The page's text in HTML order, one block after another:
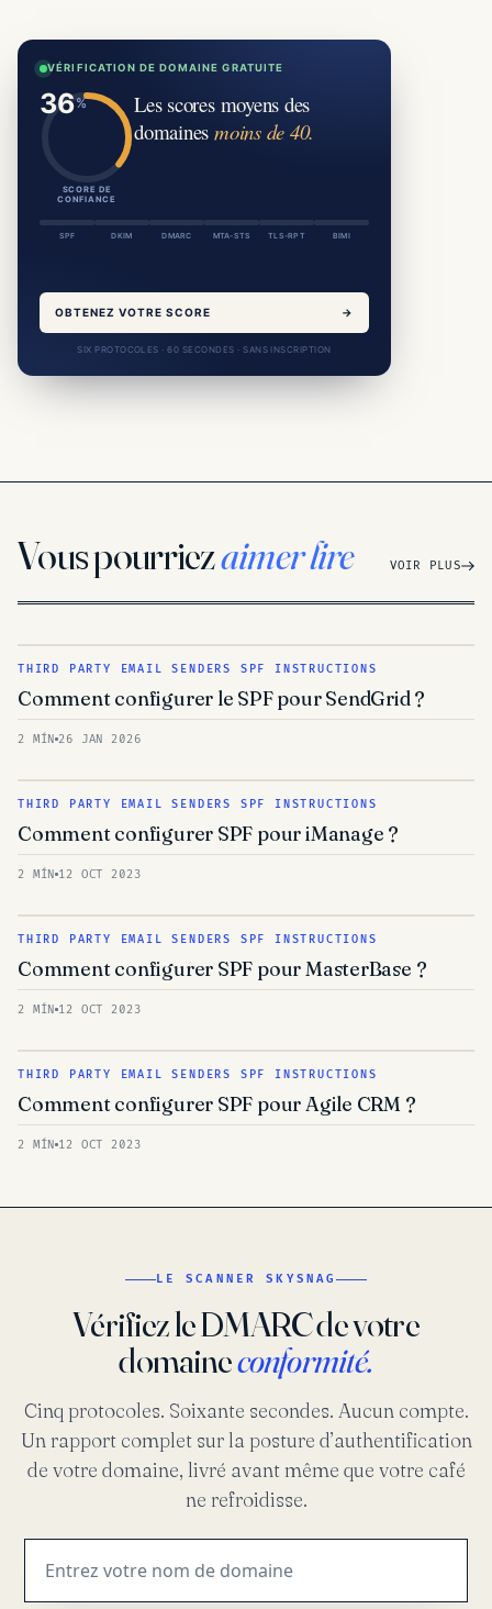
VÉRIFICATION DE DOMAINE GRATUITE
SCORE DE
CONFIANCE
Les scores moyens des
domaines moins de 40.
SPF DKIM DMARC MTA-STS TLS-RPT BIMI
OBTENEZ VOTRE SCORE →
SIX PROTOCOLES · 60 SECONDES · SANS INSCRIPTION
Vous pourriezaimer lire VOIR PLUS
THIRD PARTY EMAIL SENDERS SPF INSTRUCTIONS
Comment configurer le SPF pour SendGrid ?
2 MÍN 26 JAN 2026
THIRD PARTY EMAIL SENDERS SPF INSTRUCTIONS
Comment configurer SPF pour iManage ?
2 MÍN 12 OCT 2023
THIRD PARTY EMAIL SENDERS SPF INSTRUCTIONS
Comment configurer SPF pour MasterBase ?
2 MÍN 12 OCT 2023
THIRD PARTY EMAIL SENDERS SPF INSTRUCTIONS
Comment configurer SPF pour Agile CRM ?
2 MÍN 12 OCT 2023
LE SCANNER SKYSNAG
Vérifiez le DMARC de votre
domaineconformité.
Cinq protocoles. Soixante secondes. Aucun compte.
Un rapport complet sur la posture d’authentification
de votre domaine, livré avant même que votre café
ne refroidisse.